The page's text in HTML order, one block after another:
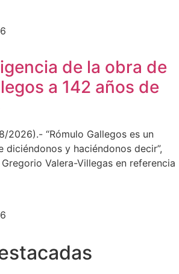
de la obra de
a 142 años de
2026).- “Rómulo Gallegos es un
diciéndonos y haciéndonos decir”,
Valera-Villegas en referencia